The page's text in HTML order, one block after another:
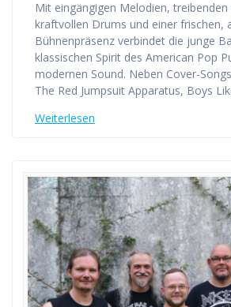
Mit eingängigen Melodien, treibenden
kraftvollen Drums und einer frischen,
Bühnenpräsenz verbindet die junge
klassischen Spirit des American Pop
modernen Sound. Neben Cover-
The Red Jumpsuit Apparatus, Boys
Weiterlesen